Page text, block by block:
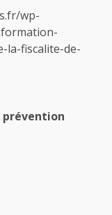
wp-
la-fiscalite-de-